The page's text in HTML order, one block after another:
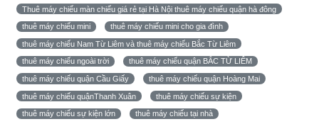
Thuê máy chiếu màn chiếu giá rẻ tại Hà Nội thuê máy chiếu quận hà đông
thuê máy chiếu mini thuê máy chiếu mini cho gia đình
thuê máy chiếu Nam Từ Liêm và thuê máy chiếu Bắc Từ Liêm
thuê máy chiếu ngoài trời thuê máy chiếu quận BẮC TỪ LIÊM
thuê máy chiếu quận Cầu Giấy thuê máy chiếu quận Hoàng Mai
thuê máy chiếu quậnThanh Xuân thuê máy chiếu sự kiện
thuê máy chiếu sự kiện lớn thuê máy chiếu tại nhà